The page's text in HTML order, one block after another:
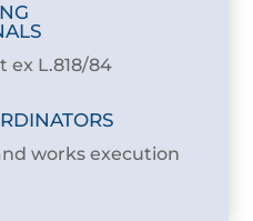
ex L.818/84
works execution